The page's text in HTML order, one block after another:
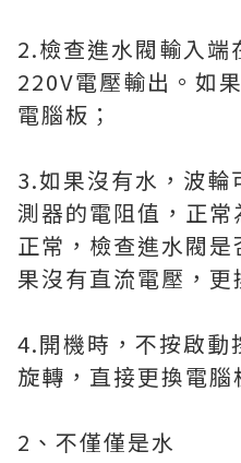
2.檢查進水閥輸入端
220V電壓輸出。如
電腦板；
3.如果沒有水，波輪
測器的電阻值，正
正常，檢查進水閥
果沒有直流電壓，更
4.開機時，不按啟動
旋轉，直接更換電腦
2、不僅僅是水